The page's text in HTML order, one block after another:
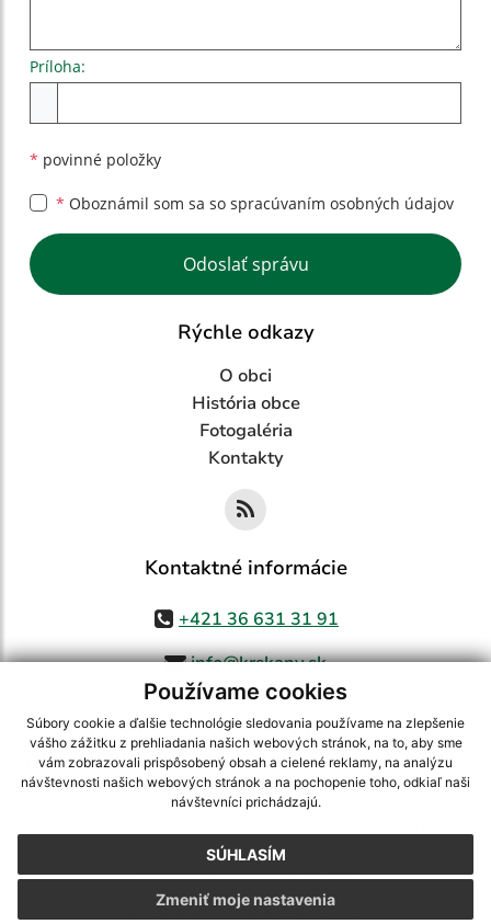
Používame cookies
Súbory cookie a ďalšie technológie sledovania používame na zlepšenie
vášho zážitku z prehliadania našich webových stránok, na to, aby sme
vám zobrazovali prispôsobený obsah a cielené reklamy, na analýzu
návštevnosti našich webových stránok a na pochopenie toho, odkiaľ naši
návštevníci prichádzajú.
SÚHLASÍM
Zmeniť moje nastavenia
Príloha:
* povinné položky
* Oboznámil som sa so spracúvaním osobných údajov
Google reCaptcha Response
Odoslať správu
Rýchle odkazy
O obci
História obce
Fotogaléria
Kontakty
Kontaktné informácie
+421 36 631 31 91
info@krskany.sk
využite možnosť získavania aktuálnych informácií s využitím RSS
CMS systém (redakčný) systém ECHELON 2,Mapa stránok,web portál
webex.digital, s.r.o.,domény,registrácia domény
Posledná aktualizácia:07.08.2026
Vytlačiť stránku|Vyhlásenie o prístupnosti